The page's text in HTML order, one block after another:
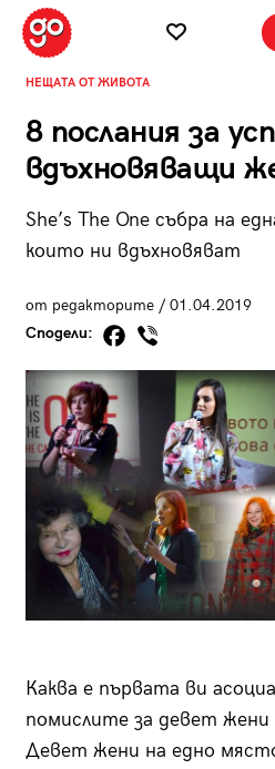
НЕЩАТА ОТ ЖИВОТА
8 послания за
вдъхновяващи
She’s The One събра на
които ни вдъхновяват
от редакторите / 01.04.2019
Сподели:
Каква е първата ви
помислите за девет
Девет жени на едно